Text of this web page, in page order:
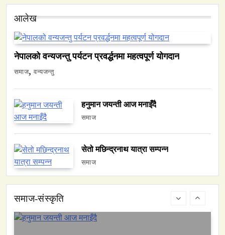
आलेख
नेपालको वन्यजन्तु पर्यटन प्रवर्द्धनमा महत्वपूर्ण योगदान
समाज वन्यजन्तु
हनुमान जयन्ती आज मनाइँदै
समाज
सेतो मछिन्द्रनाथ यात्रा सम्पन्न
समाज
समाज-संस्कृति
समाज
नेपालमा युनिफिकेशन चर्चको सम्बन्ध उजागर
वन्यजन्तु
नेपालको वन्यजन्तु पर्यटन प्रवर्द्धनमा महत्वपूर्ण योगदान